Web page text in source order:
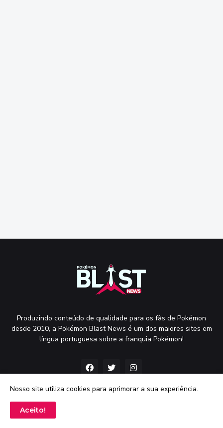
Produzindo conteúdo de qualidade para os fãs de Pokémon
desde 2010, a Pokémon Blast News é um dos maiores sites em
língua portuguesa sobre a franquia Pokémon!
Nosso site utiliza cookies para aprimorar a sua experiência.
Aceito!